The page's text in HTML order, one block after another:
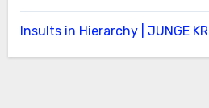
Insults in Hierarchy | JUNGE